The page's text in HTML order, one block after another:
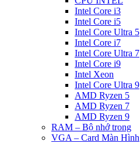
Intel Core i3
Intel Core i5
Intel Core Ultra 5
Intel Core i7
Intel Core Ultra 7
Intel Core i9
Intel Xeon
Intel Core Ultra 9
AMD Ryzen 5
AMD Ryzen 7
AMD Ryzen 9
RAM – Bộ nhớ trong
VGA – Card Màn Hình